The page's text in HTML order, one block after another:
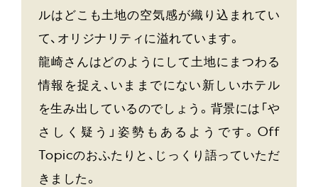
ルはどこも土地の空気感が織り込まれてい
て、オリジナリティに溢れています。
龍崎さんはどのようにして土地にまつわる
情報を捉え、いままでにない新しいホテル
を生み出しているのでしょう。背景には「や
さしく疑う」姿勢もあるようです。Off
Topicのおふたりと、じっくり語っていただ
きました。